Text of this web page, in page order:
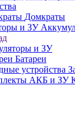
Домкраты
и ЗУ
Батареи